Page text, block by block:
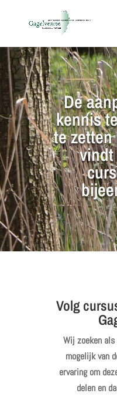
De
kennis
te
Volg
Wij zoeken als
mogelijk van
ervaring om
delen en